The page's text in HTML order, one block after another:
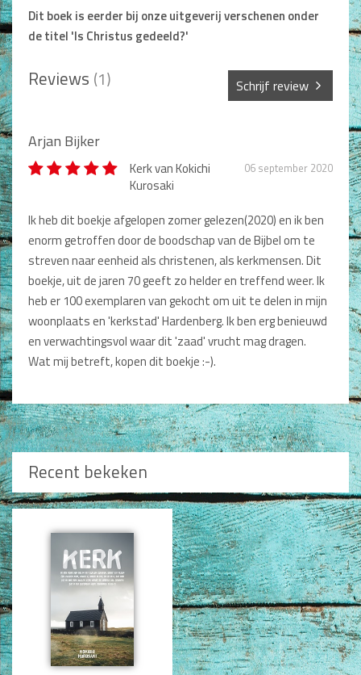
Fictie
Non-Fictie
Films en Luisterboeken
De Barbaar-boeken
Bestellen en retourneren
Sprekers
Challenge Liefdevol Ouderschap
Bijbelstudie
Dit boek is eerder bij onze uitgeverij verschenen onder
de titel 'Is Christus gedeeld?'
Reviews (1) Schrijf review
Titel review*
Beschrijving *
Type nog 50 woorden.
Arjan Bijker
Kerk van Kokichi
Kurosaki
06 september 2020
Ik heb dit boekje afgelopen zomer gelezen(2020) en ik ben
enorm getroffen door de boodschap van de Bijbel om te
streven naar eenheid als christenen, als kerkmensen. Dit
boekje, uit de jaren 70 geeft zo helder en treffend weer. Ik
heb er 100 exemplaren van gekocht om uit te delen in mijn
woonplaats en 'kerkstad' Hardenberg. Ik ben erg benieuwd
en verwachtingsvol waar dit 'zaad' vrucht mag dragen.
Wat mij betreft, kopen dit boekje :-).
Recent bekeken